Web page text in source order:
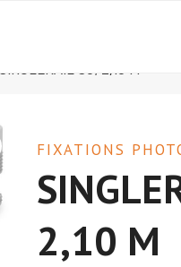
SINGLERAIL 36; 2,10 M
FIXATIONS
2,10 M